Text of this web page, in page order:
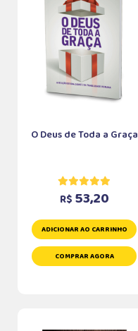
O Deus de Toda a Graça
R$ 53,20
ADICIONAR AO CARRINHO
COMPRAR AGORA